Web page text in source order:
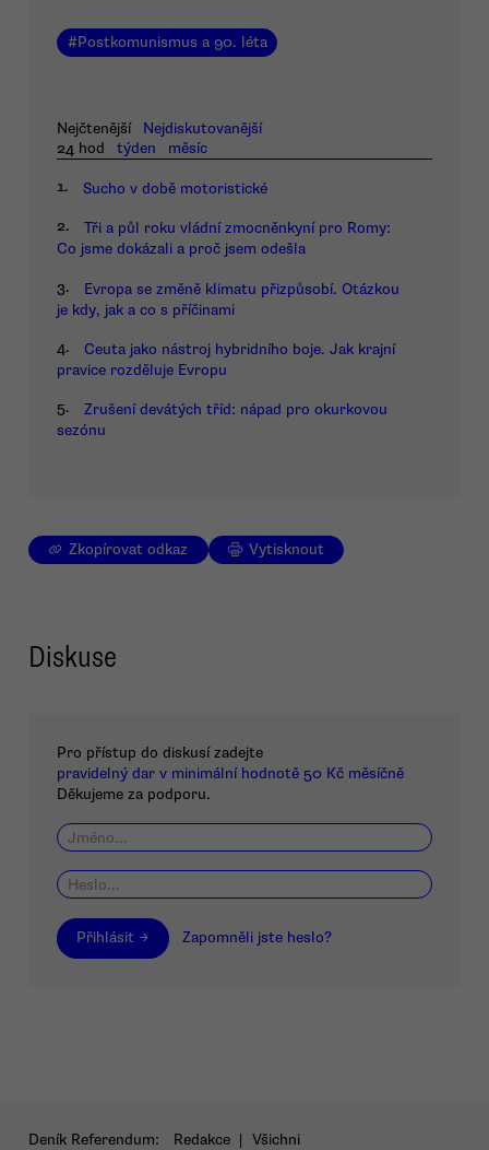
#Postkomunismus a 90. léta
Nejčtenější
Nejdiskutovanější
24 hod
týden měsíc
1. Sucho v době motoristické
2.
Tři a půl roku vládní zmocněnkyní pro Romy:
Co jsme dokázali a proč jsem odešla
3.
Evropa se změně klimatu přizpůsobí. Otázkou
je kdy, jak a co s příčinami
4.
Ceuta jako nástroj hybridního boje. Jak krajní
pravice rozděluje Evropu
5.
Zrušení devátých tříd: nápad pro okurkovou
sezónu
Zkopírovat odkaz Vytisknout
Diskuse
Pro přístup do diskusí zadejte
pravidelný dar v minimální hodnotě 50 Kč měsíčně
Děkujeme za podporu.
Přihlásit → Zapomněli jste heslo?
Deník Referendum: Redakce | Všichni